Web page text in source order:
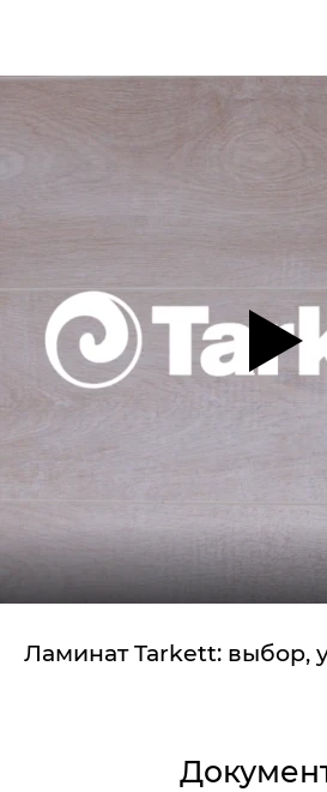
Ламинат Tarkett: выбор,